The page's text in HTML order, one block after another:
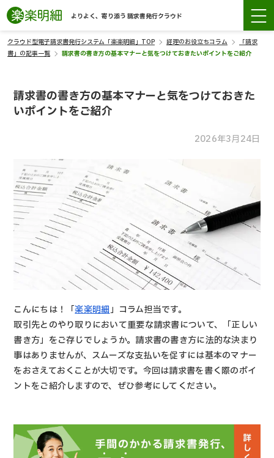
よりよく、寄り添う 請求書発行クラウド
クラウド型電子請求書発行システム「楽楽明細」TOP 経理のお役立ちコラム
「請求
書」の記事一覧
請求書の書き方の基本マナーと気をつけておきたいポイントをご紹介
請求書の書き方の基本マナーと気をつけておきた
いポイントをご紹介
2026年3月24日
こんにちは！「楽楽明細」コラム担当です。
取引先とのやり取りにおいて重要な請求書について、「正しい
書き方」をご存じでしょうか。請求書の書き方に法的な決まり
事はありませんが、スムーズな支払いを促すには基本のマナー
をおさえておくことが大切です。今回は請求書を書く際のポイ
ントをご紹介しますので、ぜひ参考にしてください。